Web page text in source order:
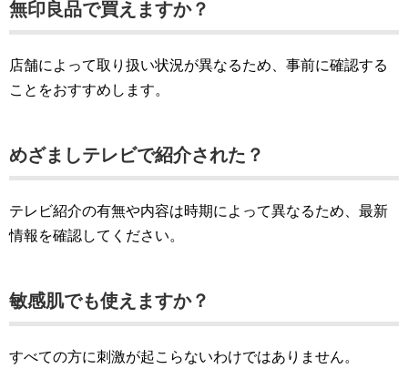
無印良品で買えますか？
店舗によって取り扱い状況が異なるため、事前に確認する
ことをおすすめします。
めざましテレビで紹介された？
テレビ紹介の有無や内容は時期によって異なるため、最新
情報を確認してください。
敏感肌でも使えますか？
すべての方に刺激が起こらないわけではありません。